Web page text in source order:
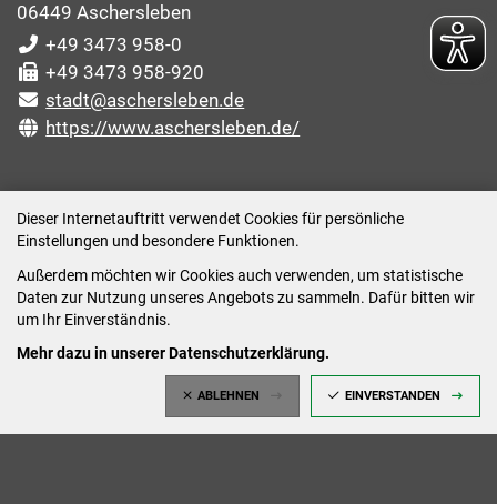
Dieser Internetauftritt verwendet Cookies für persönliche
Einstellungen und besondere Funktionen.
Außerdem möchten wir Cookies auch verwenden, um statistische
Daten zur Nutzung unseres Angebots zu sammeln. Dafür bitten wir
um Ihr Einverständnis.
Mehr dazu in unserer Datenschutzerklärung.
ABLEHNEN EINVERSTANDEN
06449 Aschersleben
+49 3473 958-0
+49 3473 958-920
stadt@aschersleben.de
https://www.aschersleben.de/
Montag: 09:00-12:00 /14:00-15:00 Uhr
Dienstag: 09:00-12:00 /14:00-16:00 Uhr
Mittwoch: 09:00 - 12:00 Uhr (nach vorheriger
Donnerstag: 09:00-12:00 /14:00-18:00 Uhr
Freitag: 09:00-12:00 Uhr